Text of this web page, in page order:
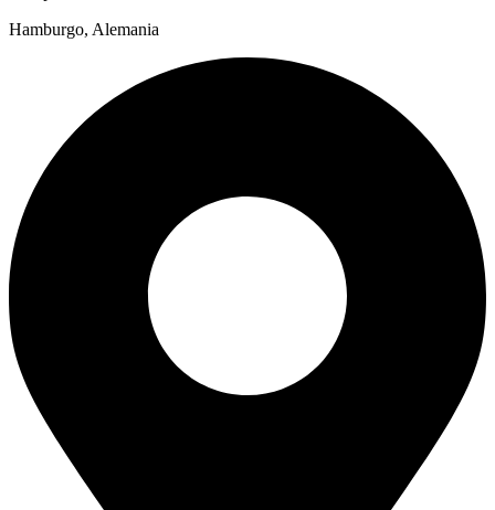
Hamburgo, Alemania